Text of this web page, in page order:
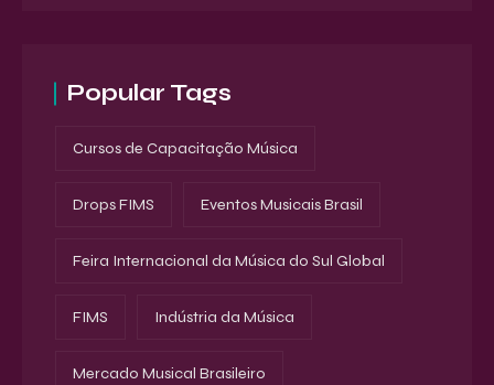
Popular Tags
Cursos de Capacitação Música
Drops FIMS Eventos Musicais Brasil
Feira Internacional da Música do Sul Global
FIMS Indústria da Música
Mercado Musical Brasileiro